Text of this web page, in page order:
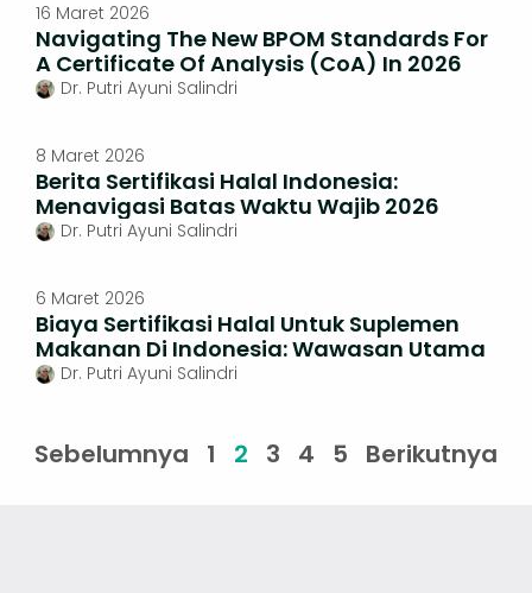
16 Maret 2026
Navigating The New BPOM Standards For
A Certificate Of Analysis (CoA) In 2026
Dr. Putri Ayuni Salindri
8 Maret 2026
Berita Sertifikasi Halal Indonesia:
Menavigasi Batas Waktu Wajib 2026
Dr. Putri Ayuni Salindri
6 Maret 2026
Biaya Sertifikasi Halal Untuk Suplemen
Makanan Di Indonesia: Wawasan Utama
Dr. Putri Ayuni Salindri
Sebelumnya 1 2 3 4 5 Berikutnya